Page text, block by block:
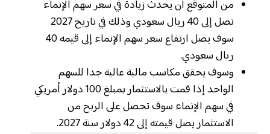
من المتوقع أن يحدث زيادة في سعر سهم الإنماء
تصل إلى 40 ريال سعودي وذلك في تاريخ 2027
سوف يصل ارتفاع سعر سهم الإنماء إلى قيمه 40
ريال سعودي.
وسوف يحقق مكاسب مالية عالية جدا للسهم
الواحد إذا قمت بالاستثمار بمبلغ 100 دولار أمريكي
في سهم الإنماء سوف تحصل على الربح من
الاستثمار يصل قيمته إلى 42 دولار سنة 2027.